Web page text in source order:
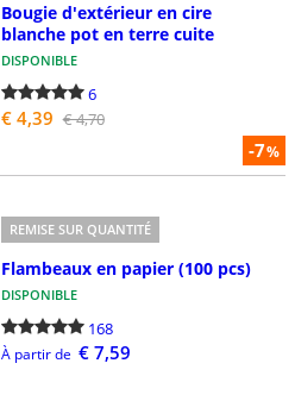
-7%
Bougie d'extérieur en cire
blanche pot en terre cuite
DISPONIBLE
6
€ 4,39 € 4,70
REMISE SUR QUANTITÉ
Flambeaux en papier (100 pcs)
DISPONIBLE
168
À partir de € 7,59